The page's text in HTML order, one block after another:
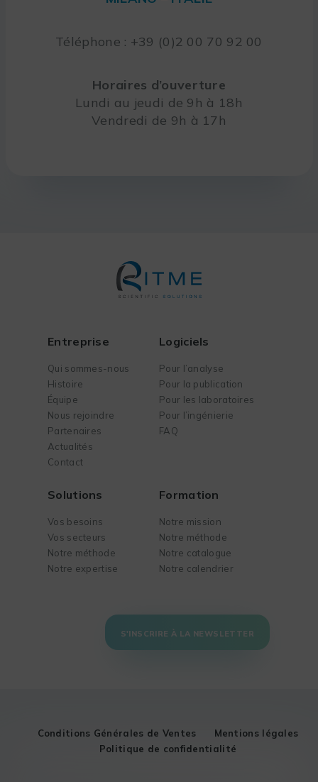
Téléphone : +39 (0)2 00 70 92 00
Horaires d’ouverture
Lundi au jeudi de 9h à 18h
Vendredi de 9h à 17h
Entreprise
Qui sommes-nous
Histoire
Équipe
Nous rejoindre
Partenaires
Actualités
Contact
Logiciels
Pour l’analyse
Pour la publication
Pour les laboratoires
Pour l’ingénierie
FAQ
Solutions
Vos besoins
Vos secteurs
Notre méthode
Notre expertise
Formation
Notre mission
Notre méthode
Notre catalogue
Notre calendrier
S'INSCRIRE À LA NEWSLETTER
Conditions Générales de Ventes
Mentions légales
Politique de confidentialité